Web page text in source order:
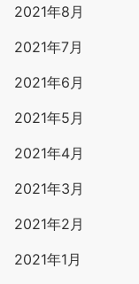
2021年8月
2021年7月
2021年6月
2021年5月
2021年4月
2021年3月
2021年2月
2021年1月